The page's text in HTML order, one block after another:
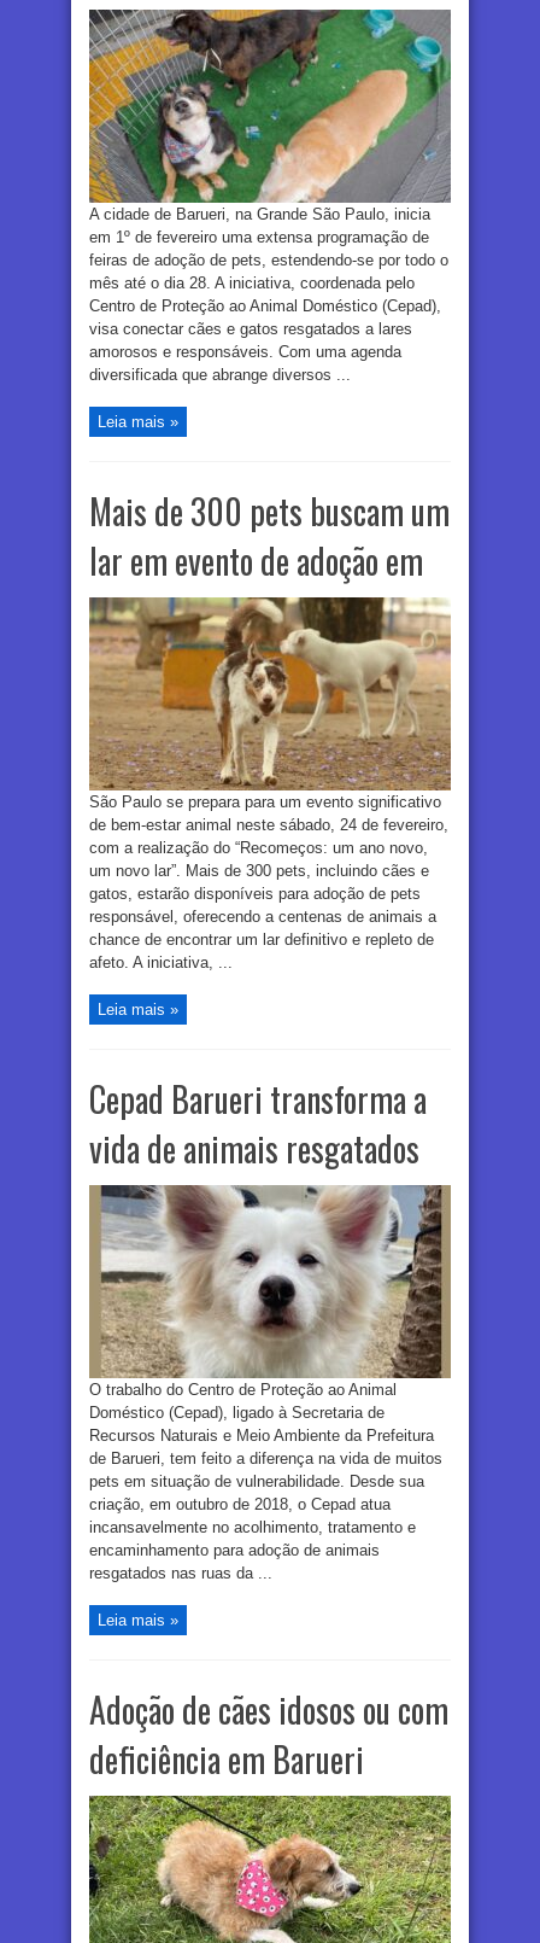
A cidade de Barueri, na Grande São Paulo, inicia
em 1º de fevereiro uma extensa programação de
feiras de adoção de pets, estendendo-se por todo o
mês até o dia 28. A iniciativa, coordenada pelo
Centro de Proteção ao Animal Doméstico (Cepad),
visa conectar cães e gatos resgatados a lares
amorosos e responsáveis. Com uma agenda
diversificada que abrange diversos ...
Leia mais »
Mais de 300 pets buscam um
lar em evento de adoção em
São Paulo se prepara para um evento significativo
de bem-estar animal neste sábado, 24 de fevereiro,
com a realização do “Recomeços: um ano novo,
um novo lar”. Mais de 300 pets, incluindo cães e
gatos, estarão disponíveis para adoção de pets
responsável, oferecendo a centenas de animais a
chance de encontrar um lar definitivo e repleto de
afeto. A iniciativa, ...
Leia mais »
Cepad Barueri transforma a
vida de animais resgatados
O trabalho do Centro de Proteção ao Animal
Doméstico (Cepad), ligado à Secretaria de
Recursos Naturais e Meio Ambiente da Prefeitura
de Barueri, tem feito a diferença na vida de muitos
pets em situação de vulnerabilidade. Desde sua
criação, em outubro de 2018, o Cepad atua
incansavelmente no acolhimento, tratamento e
encaminhamento para adoção de animais
resgatados nas ruas da ...
Leia mais »
Adoção de cães idosos ou com
deficiência em Barueri